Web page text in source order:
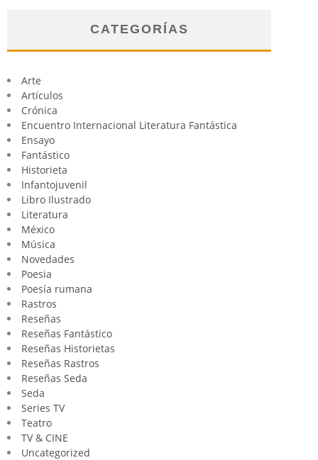
CATEGORÍAS
Arte
Artículos
Crónica
Encuentro Internacional Literatura Fantástica
Ensayo
Fantástico
Historieta
Infantojuvenil
Libro Ilustrado
Literatura
México
Música
Novedades
Poesia
Poesía rumana
Rastros
Reseñas
Reseñas Fantástico
Reseñas Historietas
Reseñas Rastros
Reseñas Seda
Seda
Series TV
Teatro
TV & CINE
Uncategorized